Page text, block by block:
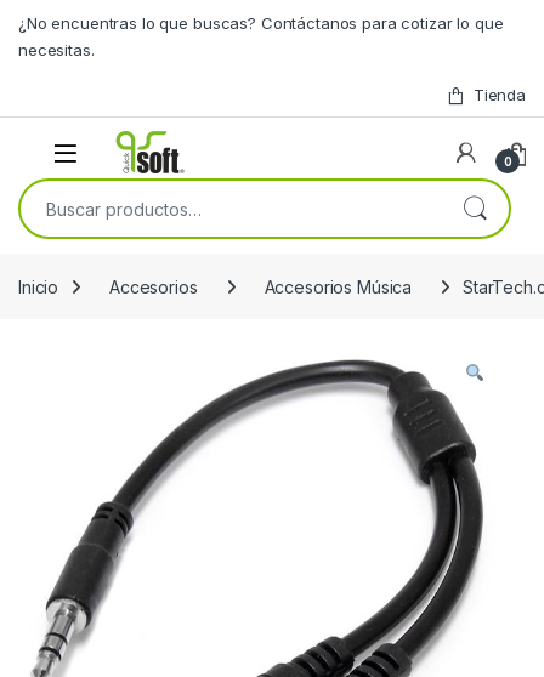
¿No encuentras lo que buscas? Contáctanos para cotizar lo que
necesitas.
Tienda
0
Buscar por:
Inicio Accesorios Accesorios Música